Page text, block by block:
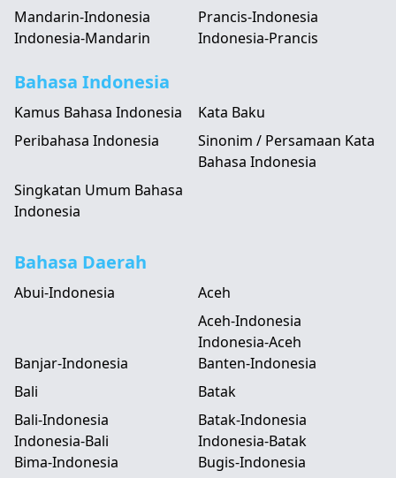
Mandarin-Indonesia
Indonesia-Mandarin
Prancis-Indonesia
Indonesia-Prancis
Bahasa Indonesia
Kamus Bahasa Indonesia
Kata Baku
Peribahasa Indonesia
Sinonim / Persamaan Kata
Bahasa Indonesia
Singkatan Umum Bahasa
Indonesia
Bahasa Daerah
Abui-Indonesia
Aceh
Aceh-Indonesia
Indonesia-Aceh
Banjar-Indonesia
Banten-Indonesia
Bali
Bali-Indonesia
Indonesia-Bali
Batak
Batak-Indonesia
Indonesia-Batak
Bima-Indonesia
Bugis-Indonesia